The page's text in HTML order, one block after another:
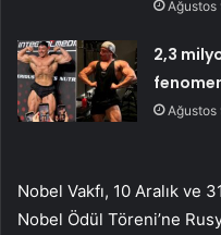
Ağustos
2,3
Ağustos
Nobel Vakfı, 10 Aralık ve
Nobel Ödül Töreni’ne